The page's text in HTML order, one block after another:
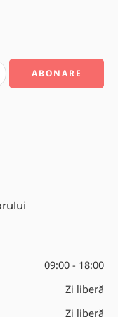
09:00 - 18:00
Zi liberă
Zi liberă